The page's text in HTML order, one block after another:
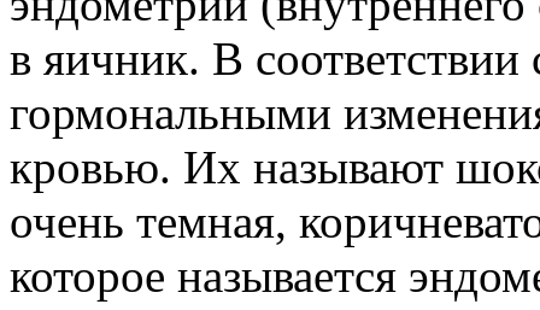
в яичник. В
гормональными
кровью. Их называют
очень темная,
которое называется